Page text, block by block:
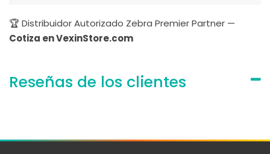
🏆 Distribuidor Autorizado Zebra Premier Partner —
Cotiza en VexinStore.com
Reseñas de los clientes